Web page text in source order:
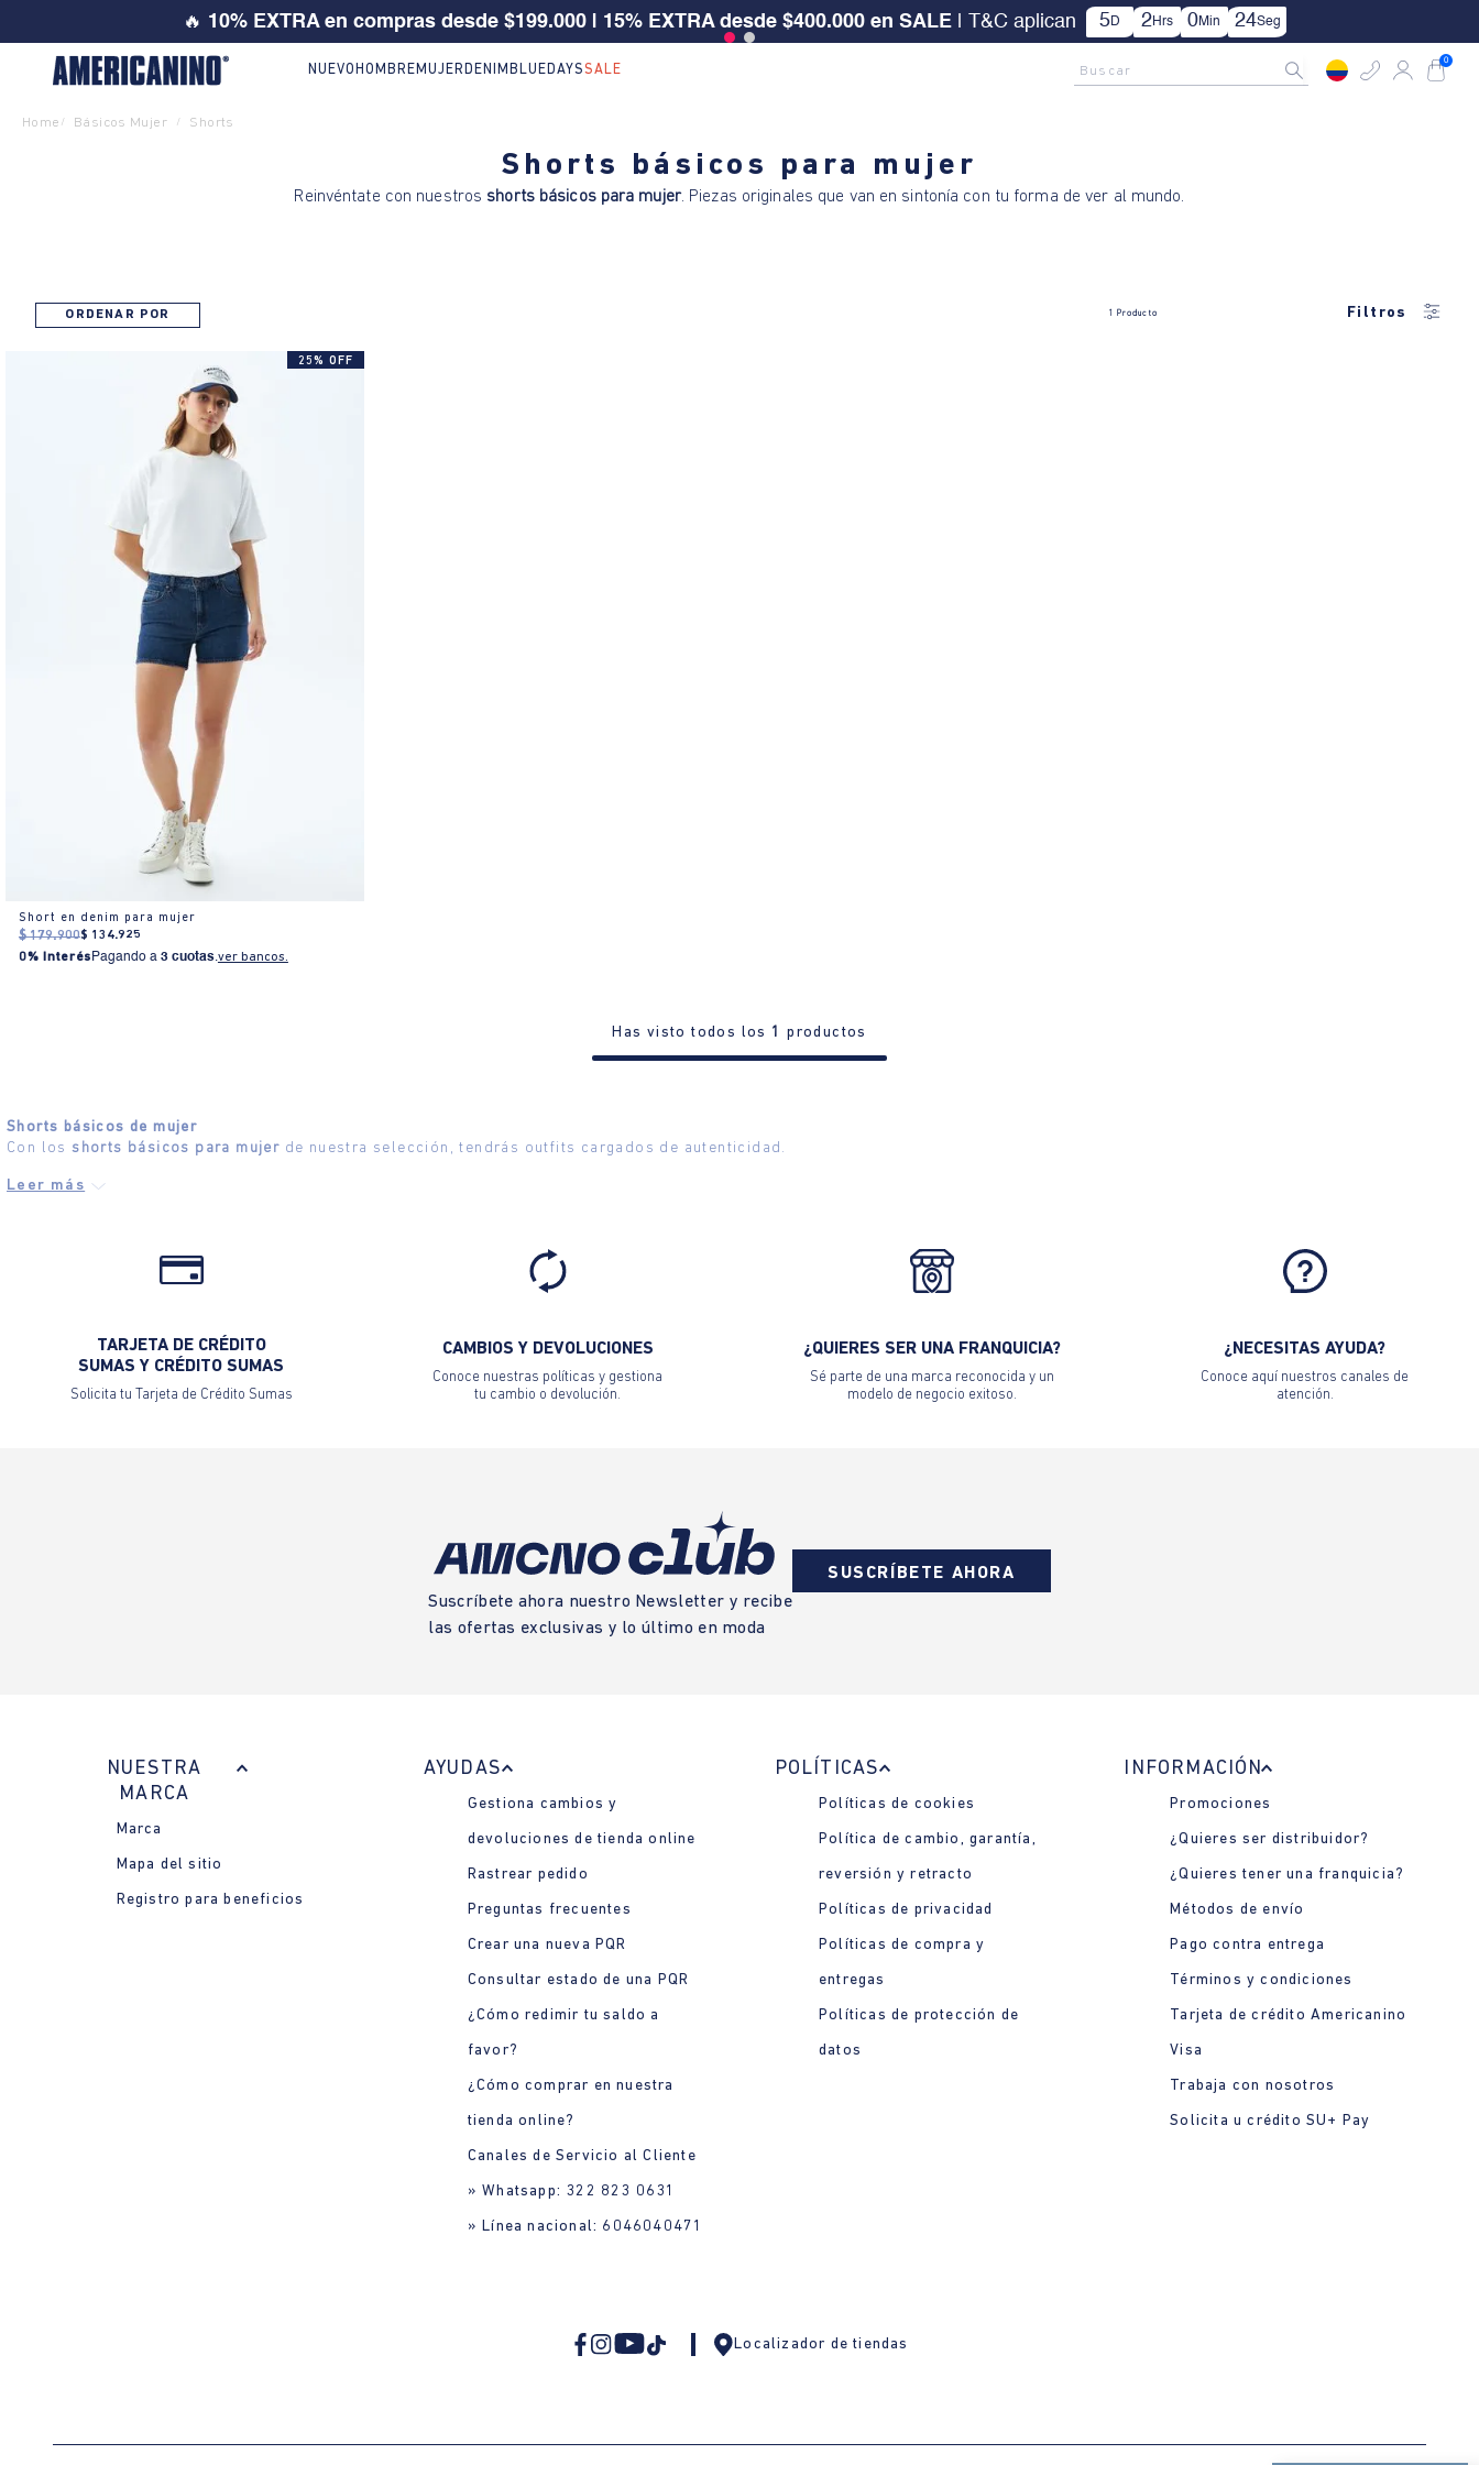
🔥 10% EXTRA en compras desde $199.000 | 15% EXTRA desde $400.000 en SALE | T&C aplican 5D 2Hrs 0Min 24Seg
Rastrea tu pedido aquí
NUEVO HOMBRE MUJER DENIM BLUEDAYSSALE Buscar 0
Home / Básicos Mujer / Shorts
Shorts básicos para mujer
Reinvéntate con nuestros shorts básicos para mujer. Piezas originales que van en sintonía con tu forma de ver al mundo.
ORDENAR POR 1 Producto Filtros
25% OFF
Short en denim para mujer
$ 179.900$ 134.925
0% Interés Pagando a 3 cuotas.ver bancos.
Has visto todos los 1 productos
Shorts básicos de mujer
Con losshorts básicos para mujer de nuestra selección, tendrás outfits cargados de autenticidad.
TARJETA DE CRÉDITO
SUMAS Y CRÉDITO SUMAS
Solicita tu Tarjeta de Crédito Sumas
CAMBIOS Y DEVOLUCIONES
Conoce nuestras políticas y gestiona
tu cambio o devolución.
¿QUIERES SER UNA FRANQUICIA?
Sé parte de una marca reconocida y un
modelo de negocio exitoso.
¿NECESITAS AYUDA?
Conoce aquí nuestros canales de
atención.
Suscríbete ahora nuestro Newsletter y recibe
las ofertas exclusivas y lo último en moda
SUSCRÍBETE AHORA
NUESTRA
MARCA
Marca
Mapa del sitio
Registro para beneficios
AYUDAS
Gestiona cambios y
devoluciones de tienda online
Rastrear pedido
Preguntas frecuentes
Crear una nueva PQR
Consultar estado de una PQR
¿Cómo redimir tu saldo a
favor?
¿Cómo comprar en nuestra
tienda online?
Canales de Servicio al Cliente
» Whatsapp: 322 823 0631
» Línea nacional: 6046040471
POLÍTICAS
Políticas de cookies
Política de cambio, garantía,
reversión y retracto
Políticas de privacidad
Políticas de compra y
entregas
Políticas de protección de
datos
INFORMACIÓN
Promociones
¿Quieres ser distribuidor?
¿Quieres tener una franquicia?
Métodos de envío
Pago contra entrega
Términos y condiciones
Tarjeta de crédito Americanino
Visa
Trabaja con nosotros
Solicita u crédito SU+ Pay
Localizador de tiendas